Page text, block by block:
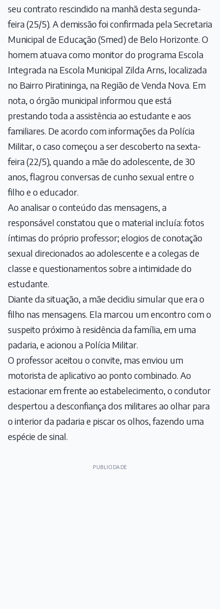
seu contrato rescindido na manhã desta segunda-
feira (25/5). A demissão foi confirmada pela Secretaria
Municipal de Educação (Smed) de Belo Horizonte. O
homem atuava como monitor do programa Escola
Integrada na Escola Municipal Zilda Arns, localizada
no Bairro Piratininga, na Região de Venda Nova. Em
nota, o órgão municipal informou que está
prestando toda a assistência ao estudante e aos
familiares. De acordo com informações da Polícia
Militar, o caso começou a ser descoberto na sexta-
feira (22/5), quando a mãe do adolescente, de 30
anos, flagrou conversas de cunho sexual entre o
filho e o educador.
Ao analisar o conteúdo das mensagens, a
responsável constatou que o material incluía: fotos
íntimas do próprio professor; elogios de conotação
sexual direcionados ao adolescente e a colegas de
classe e questionamentos sobre a intimidade do
estudante.
Diante da situação, a mãe decidiu simular que era o
filho nas mensagens. Ela marcou um encontro com o
suspeito próximo à residência da família, em uma
padaria, e acionou a Polícia Militar.
O professor aceitou o convite, mas enviou um
motorista de aplicativo ao ponto combinado. Ao
estacionar em frente ao estabelecimento, o condutor
despertou a desconfiança dos militares ao olhar para
o interior da padaria e piscar os olhos, fazendo uma
espécie de sinal.
PUBLICIDADE